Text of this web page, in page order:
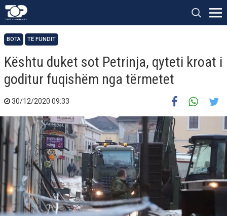
BOTA TË FUNDIT
Kështu duket sot Petrinja, qyteti kroat i
goditur fuqishëm nga tërmetet
30/12/2020 09:33